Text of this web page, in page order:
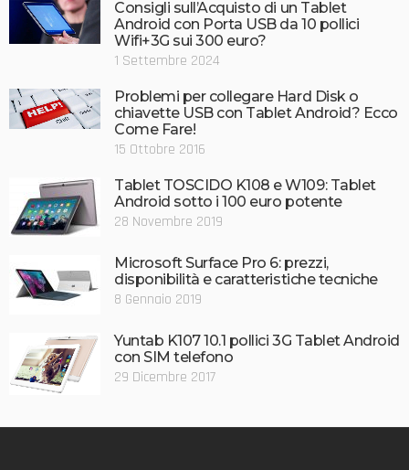
Consigli sull’Acquisto di un Tablet
Android con Porta USB da 10 pollici
Wifi+3G sui 300 euro?
1 Settembre 2024
Problemi per collegare Hard Disk o
chiavette USB con Tablet Android? Ecco
Come Fare!
15 Ottobre 2016
Tablet TOSCIDO K108 e W109: Tablet
Android sotto i 100 euro potente
28 Novembre 2019
Microsoft Surface Pro 6: prezzi,
disponibilità e caratteristiche tecniche
8 Gennaio 2019
Yuntab K107 10.1 pollici 3G Tablet Android
con SIM telefono
29 Dicembre 2017